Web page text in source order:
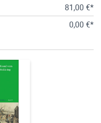
81,00 €*
0,00 €*